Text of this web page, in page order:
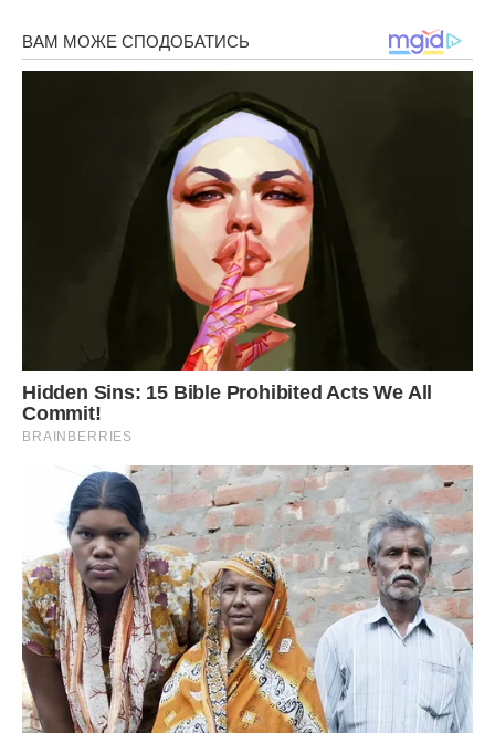
Підносячи молитви про допомогу Господа і святих,
пам’ятайте, що жоден святий не відповість вам, якщо в
душі вашої оселилася злість, гнів і ворожнеча. Прагніть до
духовної чистоти, вчіться смиренню, тоді і відповідь на
молитви буде швидкою.